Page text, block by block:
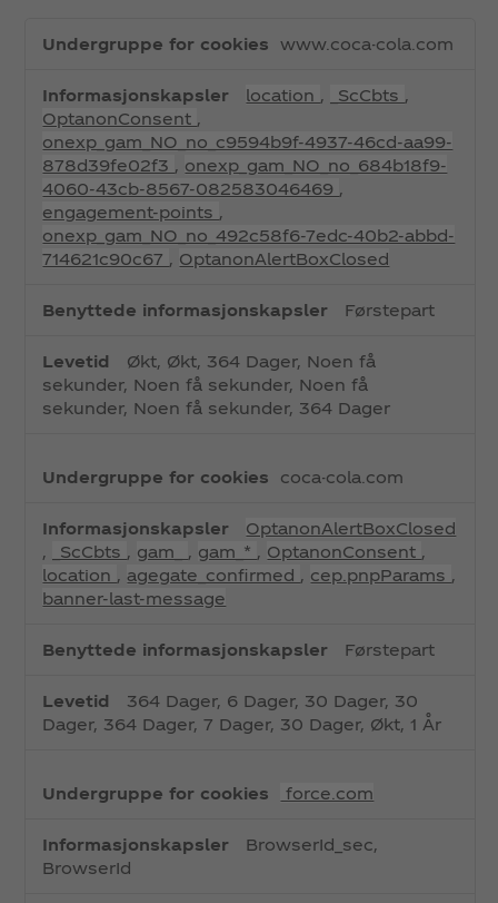
www.coca-cola.com
location , _ScCbts ,
OptanonConsent ,
onexp_gam_NO_no_c9594b9f-4937-46cd-aa99-
878d39fe02f3 , onexp_gam_NO_no_684b18f9-
4060-43cb-8567-082583046469 ,
engagement-points ,
onexp_gam_NO_no_492c58f6-7edc-40b2-abbd-
714621c90c67 , OptanonAlertBoxClosed
Førstepart
Økt, Økt, 364 Dager, Noen få
sekunder, Noen få sekunder, Noen få
sekunder, Noen få sekunder, 364 Dager
coca-cola.com
OptanonAlertBoxClosed
,
_ScCbts , gam_ , gam_* , OptanonConsent ,
location ,agegate_confirmed , cep.pnpParams ,
banner-last-message
Førstepart
364 Dager, 6 Dager, 30 Dager, 30
Dager, 364 Dager, 7 Dager, 30 Dager, Økt, 1 År
force.com
BrowserId_sec,
BrowserId